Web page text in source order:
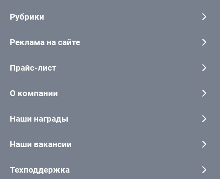
Рубрики
Реклама на сайте
Прайс-лист
О компании
Наши награды
Наши вакансии
Техподдержка